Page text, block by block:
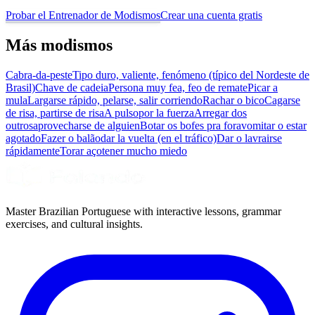
Probar el Entrenador de ModismosCrear una cuenta gratis
Más modismos
Cabra-da-pesteTipo duro, valiente, fenómeno (típico del Nordeste de
Brasil)Chave de cadeiaPersona muy fea, feo de rematePicar a
mulaLargarse rápido, pelarse, salir corriendoRachar o bicoCagarse
de risa, partirse de risaA pulsopor la fuerzaArregar dos
outrosaprovecharse de alguienBotar os bofes pra foravomitar o estar
agotadoFazer o balãodar la vuelta (en el tráfico)Dar o lavrairse
rápidamenteTorar açotener mucho miedo
Master Brazilian Portuguese with interactive lessons, grammar
exercises, and cultural insights.